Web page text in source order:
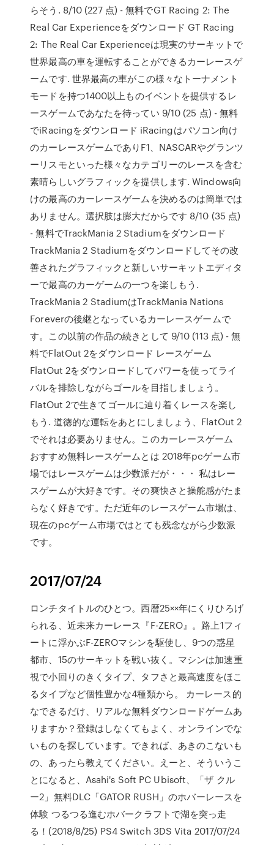
らそう. 8/10 (227 点) - 無料でGT Racing 2: The
Real Car Experienceをダウンロード GT Racing
2: The Real Car Experienceは現実のサーキットで
世界最高の車を運転することができるカーレースゲ
ームです. 世界最高の車がこの様々なトーナメント
モードを持つ1400以上ものイベントを提供するレ
ースゲームであなたを待ってい 9/10 (25 点) - 無料
でiRacingをダウンロード iRacingはパソコン向け
のカーレースゲームでありF1、NASCARやグランツ
ーリスモといった様々なカテゴリーのレースを含む
素晴らしいグラフィックを提供します. Windows向
けの最高のカーレースゲームを決めるのは簡単では
ありません。選択肢は膨大だからです 8/10 (35 点)
- 無料でTrackMania 2 Stadiumをダウンロード
TrackMania 2 Stadiumをダウンロードしてその改
善されたグラフィックと新しいサーキットエディタ
ーで最高のカーゲームの一つを楽しもう.
TrackMania 2 StadiumはTrackMania Nations
Foreverの後継となっているカーレースゲームで
す。この以前の作品の続きとして 9/10 (113 点) - 無
料でFlatOut 2をダウンロード レースゲーム
FlatOut 2をダウンロードしてパワーを使ってライ
バルを排除しながらゴールを目指しましょう。
FlatOut 2で生きてゴールに辿り着くレースを楽し
もう. 道徳的な運転をあとにしましょう、FlatOut 2
でそれは必要ありません。このカーレースゲーム
おすすめ無料レースゲームとは 2018年pcゲーム市
場ではレースゲームは少数派だが・・・ 私はレー
スゲームが大好きです。その爽快さと操舵感がたま
らなく好きです。ただ近年のレースゲーム市場は、
現在のpcゲーム市場ではとても残念ながら少数派
です。
2017/07/24
ロンチタイトルのひとつ。西暦25××年にくりひろげ
られる、近未来カーレース『F-ZERO』。路上1フィ
ートに浮かぶF-ZEROマシンを駆使し、9つの惑星
都市、15のサーキットを戦い抜く。マシンは加速重
視で小回りのきくタイプ、タフさと最高速度をほこ
るタイプなど個性豊かな4種類から。 カーレース的
なできるだけ、リアルな無料ダウンロードゲームあ
りますか？登録はしなくてもよく、オンラインでな
いものを探しています。できれば、あきのこないも
の、あったら教えてください。えーと、そういうこ
とになると、Asahi's Soft PC Ubisoft、「ザ クル
ー2」無料DLC「GATOR RUSH」のホバーレースを
体験 つるつる進むホバークラフトで湖を突っ走
る！(2018/8/25) PS4 Switch 3DS Vita 2017/07/24